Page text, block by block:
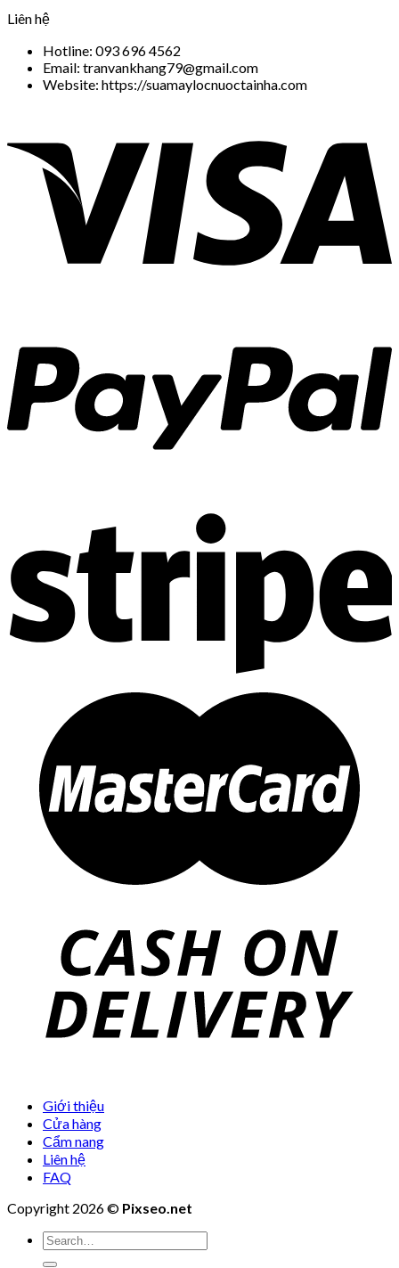
Liên hệ
Hotline: 093 696 4562
Email: tranvankhang79@gmail.com
Website: https://suamaylocnuoctainha.com
Giới thiệu
Cửa hàng
Cẩm nang
Liên hệ
FAQ
Copyright 2026 © Pixseo.net
Search
for: